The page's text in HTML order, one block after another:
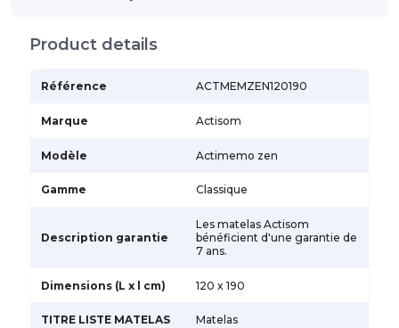
Product details
Référence ACTMEMZEN120190
Marque Actisom
Modèle Actimemo zen
Gamme Classique
Description garantie
Les matelas Actisom
bénéficient d'une garantie de
7 ans.
Dimensions (L x l cm) 120 x 190
TITRE LISTE MATELAS Matelas